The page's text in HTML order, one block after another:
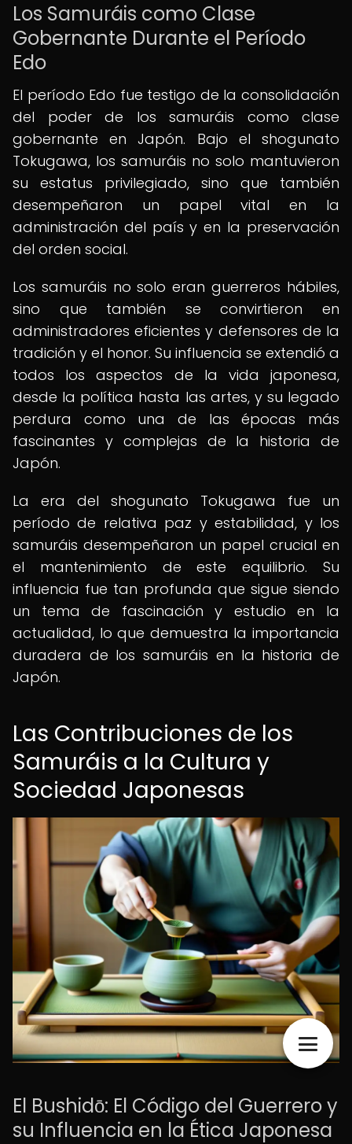
Los Samuráis como Clase
Gobernante Durante el Período
Edo
El período Edo fue testigo de la consolidación
del poder de los samuráis como clase
gobernante en Japón. Bajo el shogunato
Tokugawa, los samuráis no solo mantuvieron
su estatus privilegiado, sino que también
desempeñaron un papel vital en la
administración del país y en la preservación
del orden social.
Los samuráis no solo eran guerreros hábiles,
sino que también se convirtieron en
administradores eficientes y defensores de la
tradición y el honor. Su influencia se extendió a
todos los aspectos de la vida japonesa,
desde la política hasta las artes, y su legado
perdura como una de las épocas más
fascinantes y complejas de la historia de
Japón.
La era del shogunato Tokugawa fue un
período de relativa paz y estabilidad, y los
samuráis desempeñaron un papel crucial en
el mantenimiento de este equilibrio. Su
influencia fue tan profunda que sigue siendo
un tema de fascinación y estudio en la
actualidad, lo que demuestra la importancia
duradera de los samuráis en la historia de
Japón.
Las Contribuciones de los
Samuráis a la Cultura y
Sociedad Japonesas
El Bushidō: El Código del Guerrero y
su Influencia en la Ética Japonesa